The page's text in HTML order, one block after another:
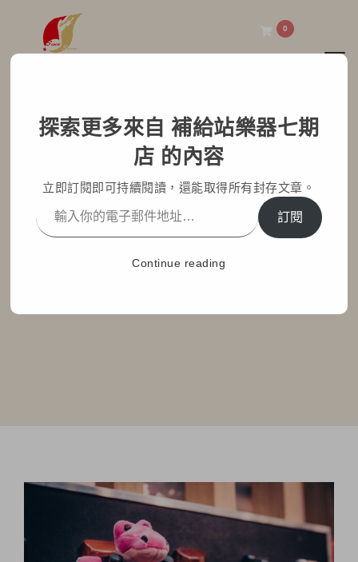
0
完美展示與存放：Gator
GFW-UKE-HNGRMHG
烏克麗麗掛架介紹
Home 部落格文章 七期小學堂
探索更多來自 補給站樂器七期
店 的內容
立即訂閱即可持續閱讀，還能取得所有封存文章。
訂閱
Continue reading